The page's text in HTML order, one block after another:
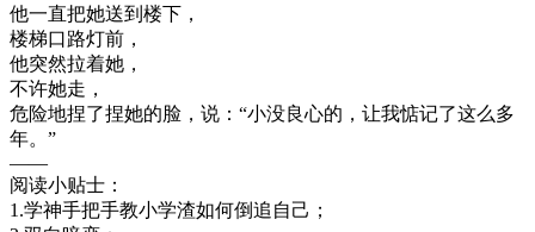
他一直把她送到楼下，
楼梯口路灯前，
他突然拉着她，
不许她走，
危险地捏了捏她的脸，说：“小没良心的，让我惦记了这么多
年。”
——
阅读小贴士：
1.学神手把手教小学渣如何倒追自己；